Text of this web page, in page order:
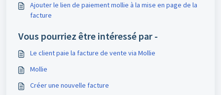
Ajouter le lien de paiement mollie à la mise en page de la
facture
Vous pourriez être intéressé par -
Le client paie la facture de vente via Mollie
Mollie
Créer une nouvelle facture